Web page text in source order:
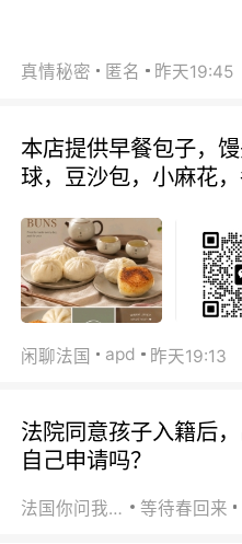
真情秘密 匿名 昨天19:45
本店提供早餐包子，
球，豆沙包，小麻花
闲聊法国 apd 昨天19:13
法院同意孩子入籍后
自己申请吗？
法国你问我答 等待春回来